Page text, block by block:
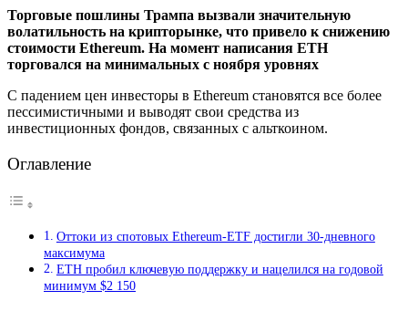
Торговые пошлины Трампа вызвали значительную
волатильность на крипторынке, что привело к снижению
стоимости Ethereum. На момент написания ETH
торговался на минимальных с ноября уровнях
С падением цен инвесторы в Ethereum становятся все более
пессимистичными и выводят свои средства из
инвестиционных фондов, связанных с альткоином.
Оглавление
Оттоки из спотовых Ethereum-ETF достигли 30-дневного
максимума
ETH пробил ключевую поддержку и нацелился на годовой
минимум $2 150